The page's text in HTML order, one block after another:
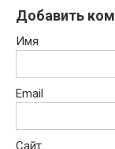
Добавить
Имя
Email
Сайт